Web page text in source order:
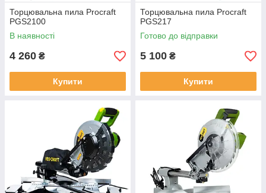
Торцювальна пила Procraft
PGS2100
В наявності
4 260 ₴
Купити
Торцювальна пила Procraft
PGS217
Готово до відправки
5 100 ₴
Купити